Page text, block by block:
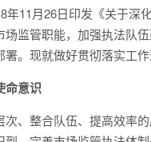
年11月26日印发《关于
监管职能，加强执法队
。现就做好贯彻落实工作
命意识
、整合队伍、提高效率